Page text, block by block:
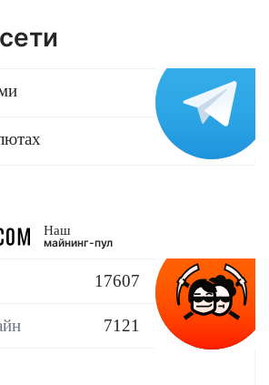
Наш
майнинг-пул
17607
7121